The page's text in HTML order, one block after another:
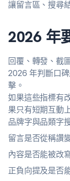
讓留言區、搜尋
2026 年
回覆、轉發、截
2026 年判斷口
擊。
如果這些指標有
果只有短期互動
品牌字與品類字
留言是否從稱讚
內容是否能被改
正負向提及是否